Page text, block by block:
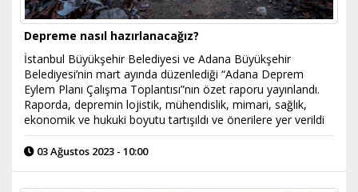
Depreme nasıl hazırlanacağız?
İstanbul Büyükşehir Belediyesi ve Adana Büyükşehir
Belediyesi’nin mart ayında düzenlediği “Adana Deprem
Eylem Planı Çalışma Toplantısı”nın özet raporu yayınlandı.
Raporda, depremin lojistik, mühendislik, mimari, sağlık,
ekonomik ve hukuki boyutu tartışıldı ve önerilere yer verildi
03 Ağustos 2023 - 10:00